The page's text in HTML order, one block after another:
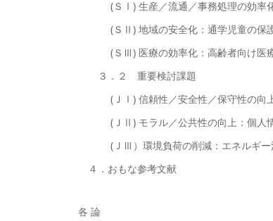
(ＳⅠ) 生産／流通／事務処理の効率化
(ＳⅡ) 地域の安全化：通学児童の保
(ＳⅢ) 医療の効率化：高齢者向け医
３．２ 重要検討課題
(ＪⅠ) 信頼性／安全性／保守性の向上
(ＪⅡ) モラル／公共性の向上：個人情
(ＪⅢ）環境負荷の削減：エネルギー
４．おもな参考文献
各 論